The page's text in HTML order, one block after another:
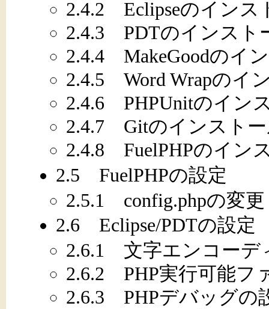
2.4.2 Eclipseのインス
2.4.3 PDTのインスト
2.4.4 MakeGoodのイ
2.4.5 Word Wrapのイ
2.4.6 PHPUnitのイン
2.4.7 Gitのインスト
2.4.8 FuelPHPのイン
2.5 FuelPHPの設定
2.5.1 config.phpの変更
2.6 Eclipse/PDTの設定
2.6.1 文字エンコーデ
2.6.2 PHP実行可能フ
2.6.3 PHPデバッグの